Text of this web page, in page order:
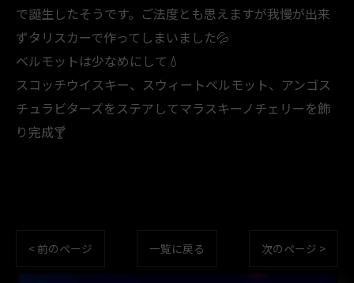
で誕生したそうです。ご法度とも思えますが我慢が出来
ずタリスカーで作ってしまいました💦
ベルモットは少なめにして💧
スコッチウイスキー、スウィートベルモット、アンゴス
チュラビターズをステアしてマラスキーノチェリーを飾
り完成🍸️
< 前のページ 一覧に戻る 次のページ >